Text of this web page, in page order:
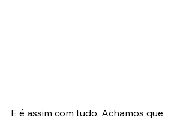
E é assim com tudo. Achamos que